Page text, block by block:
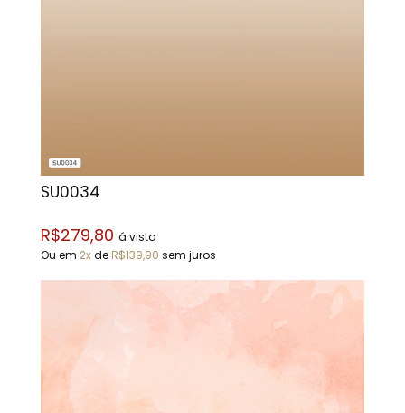
SU0034
R$279,80 á vista
Ou em 2xde R$139,90 sem juros